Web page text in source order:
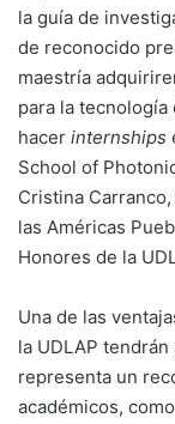
la guía de
de reconocido
maestría
para la tecnología
hacer internships
School of
Cristina
las Américas
Honores de la
Una de las
la UDLAP
representa un
académicos,